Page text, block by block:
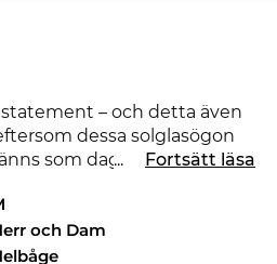
– och detta även
dessa solglasögon
som dagen. Holomua är
är en så kallad multitalang
... Fortsätt läsa
och Dam